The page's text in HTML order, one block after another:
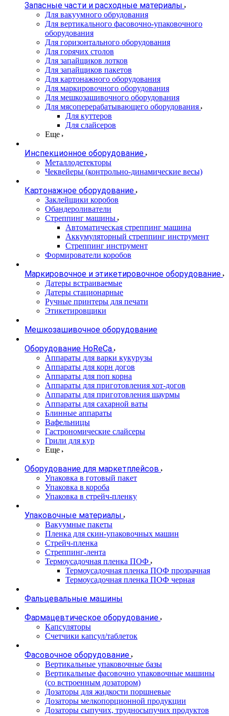
Запасные части и расходные материалы
Для вакуумного обрудования
Для вертикального фасовочно-упаковочного
оборудования
Для горизонтального оборудования
Для горячих столов
Для запайщиков лотков
Для запайщиков пакетов
Для картонажного оборудования
Для маркировочного оборудования
Для мешкозашивочного оборудования
Для мясоперерабатывающего оборудования
Для куттеров
Для слайсеров
Еще
Инспекционное оборудование
Металлодетекторы
Чеквейеры (контрольно-динамические весы)
Картонажное оборудование
Заклейщики коробов
Обандероливатели
Стреппинг машины
Автоматическая стреппинг машина
Аккумуляторный стреппинг инструмент
Стреппинг инструмент
Формирователи коробов
Маркировочное и этикетировочное оборудование
Датеры встраиваемые
Датеры стационарные
Ручные принтеры для печати
Этикетировщики
Мешкозашивочное оборудование
Оборудование HoReCa
Аппараты для варки кукурузы
Аппараты для корн догов
Аппараты для поп корна
Аппараты для приготовления хот-догов
Аппараты для приготовления шаурмы
Аппараты для сахарной ваты
Блинные аппараты
Вафельницы
Гастрономические слайсеры
Грили для кур
Еще
Оборудование для маркетплейсов
Упаковка в готовый пакет
Упаковка в короба
Упаковка в стрейч-пленку
Упаковочные материалы
Вакуумные пакеты
Пленка для скин-упаковочных машин
Стрейч-пленка
Стреппинг-лента
Термоусадочная пленка ПОФ
Термоусадочная пленка ПОФ прозрачная
Термоусадочная пленка ПОФ черная
Фальцевальные машины
Фармацевтическое оборудование
Капсуляторы
Счетчики капсул/таблеток
Фасовочноe оборудование
Вертикальные упаковочные базы
Вертикальные фасовочно упаковочные машины
(со встроенным дозатором)
Дозаторы для жидкости поршневые
Дозаторы мелкопорционной продукции
Дозаторы сыпучих, трудносыпучих продуктов